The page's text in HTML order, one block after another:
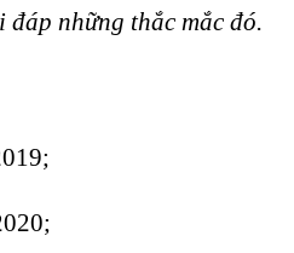
đáp những thắc mắc đó.